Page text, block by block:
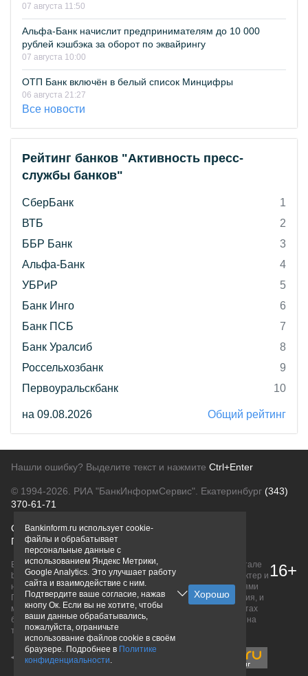
07 августа 11:50
Альфа-Банк начислит предпринимателям до 10 000
рублей кэшбэка за оборот по эквайрингу
07 августа 10:00
ОТП Банк включён в белый список Минцифры
06 августа 21:27
Все новости
Рейтинг банков "Активность пресс-
службы банков"
СберБанк
1
ВТБ
2
ББР Банк
3
Альфа-Банк
4
УБРиР
5
Банк Инго
6
Банк ПСБ
7
Банк Уралсиб
8
Россельхозбанк
9
Первоуральскбанк
10
на 09.08.2026 Общий рейтинг
Нашли ошибку? Выделите текст и нажмите Ctrl+Enter
© 1994-2026. РИА "БанкИнформСервис". Екатеринбург (343)
370-61-71
О проектеПолитика конфиденциальности
Правовая информацияДля рекламодателей
Вся информация о продуктах банков, размещенная на портале
bankinform.ru, носит исключительно ознакомительный характер и
не является публичной офертой, определяемой положениями
ГК РФ. Информация не содержит точного и полного описания, и
может быть изменена. Конечные условия уточняйте на сайтах
банков или при личном обращении. Исключительное право на
товарные знаки принадлежит их правообладателям.
16+
Bankinform.ru использует cookie-
файлы и обрабатывает
персональные данные с
использованием Яндекс Метрики,
Google Analytics. Это улучшает работу
сайта и взаимодействие с ним.
Подтвердите ваше согласие, нажав
кнопу Ок. Если вы не хотите, чтобы
ваши данные обрабатывались,
пожалуйста, ограничьте
использование файлов cookie в своём
браузере. Подробнее в Политике
конфиденциальности.